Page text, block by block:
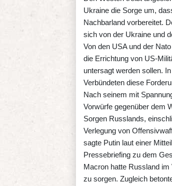
Ukraine die Sorge um,
Nachbarland vorbereitet.
sich von der Ukraine und
Von den USA und der
die Errichtung von US-
untersagt werden sollen.
Verbündeten diese
Nach seinem mit
Vorwürfe gegenüber dem
Sorgen Russlands,
Verlegung von
sagte Putin laut einer
Pressebriefing zu dem
Macron hatte Russland
zu sorgen. Zugleich